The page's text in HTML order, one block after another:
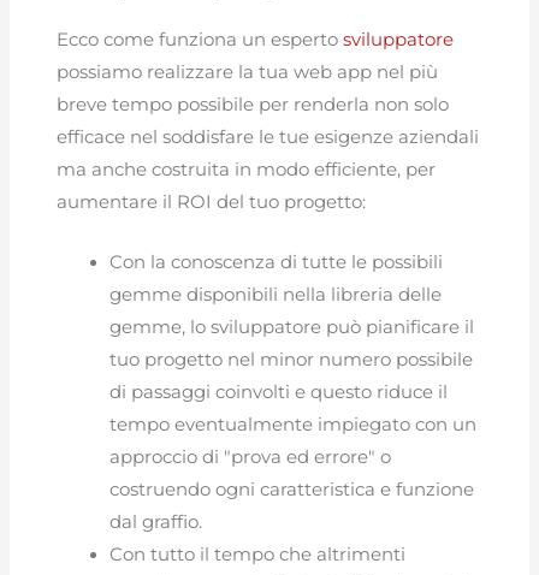
Ecco come funziona un espertosviluppatore
possiamo realizzare la tua web app nel più
breve tempo possibile per renderla non solo
efficace nel soddisfare le tue esigenze aziendali
ma anche costruita in modo efficiente, per
aumentare il ROI del tuo progetto:
Con la conoscenza di tutte le possibili
gemme disponibili nella libreria delle
gemme, lo sviluppatore può pianificare il
tuo progetto nel minor numero possibile
di passaggi coinvolti e questo riduce il
tempo eventualmente impiegato con un
approccio di "prova ed errore" o
costruendo ogni caratteristica e funzione
dal graffio.
Con tutto il tempo che altrimenti